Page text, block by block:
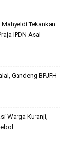
Tekankan
IPDN Asal
Gandeng BPJPH
Warga Kuranji,